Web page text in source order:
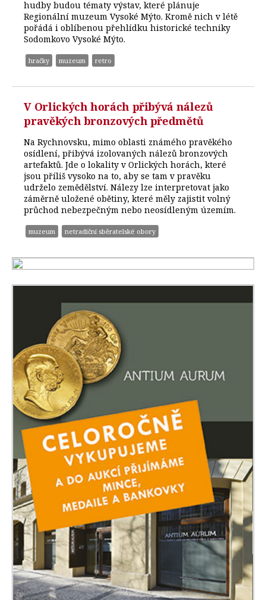
hudby budou tématy výstav, které plánuje
Regionální muzeum Vysoké Mýto. Kromě nich v létě
pořádá i oblíbenou přehlídku historické techniky
Sodomkovo Vysoké Mýto.
hračky muzeum retro
V Orlických horách přibývá nálezů
pravěkých bronzových předmětů
Na Rychnovsku, mimo oblasti známého pravěkého
osídlení, přibývá izolovaných nálezů bronzových
artefaktů. Jde o lokality v Orlických horách, které
jsou příliš vysoko na to, aby se tam v pravěku
udrželo zemědělství. Nálezy lze interpretovat jako
záměrně uložené obětiny, které měly zajistit volný
průchod nebezpečným nebo neosídleným územím.
muzeum netradiční sběratelské obory